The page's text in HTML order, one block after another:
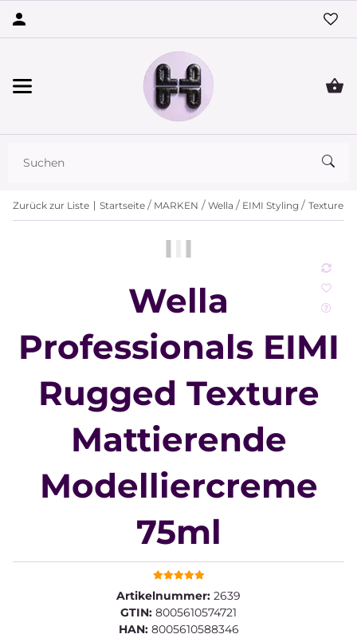
Zurück zur Liste Startseite MARKEN Wella EIMI Styling Texture
Wella
Professionals EIMI
Rugged Texture
Mattierende
Modelliercreme
75ml
Artikelnummer: 2639
GTIN: 8005610574721
HAN: 8005610588346